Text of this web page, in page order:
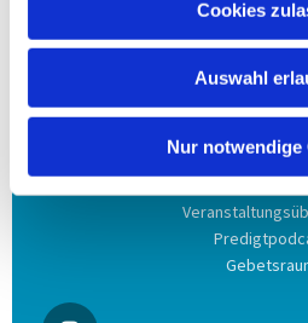
Cookies
Auswahl
Nur notwendige
Tel. 07262 /